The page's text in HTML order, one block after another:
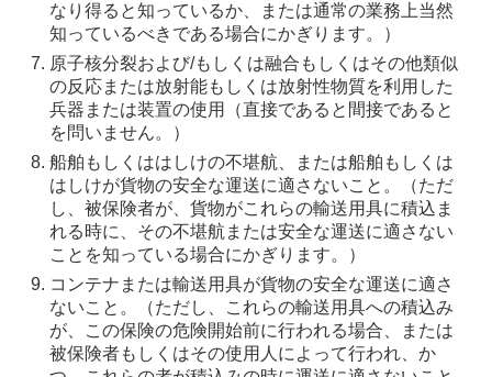
なり得ると知っているか、または通常の業務上当然
知っているべきである場合にかぎります。）
原子核分裂および/もしくは融合もしくはその他類似
の反応または放射能もしくは放射性物質を利用した
兵器または装置の使用（直接であると間接であると
を問いません。）
船舶もしくははしけの不堪航、または船舶もしくは
はしけが貨物の安全な運送に適さないこと。（ただ
し、被保険者が、貨物がこれらの輸送用具に積込ま
れる時に、その不堪航または安全な運送に適さない
ことを知っている場合にかぎります。）
コンテナまたは輸送用具が貨物の安全な運送に適さ
ないこと。（ただし、これらの輸送用具への積込み
が、この保険の危険開始前に行われる場合、または
被保険者もしくはその使用人によって行われ、か